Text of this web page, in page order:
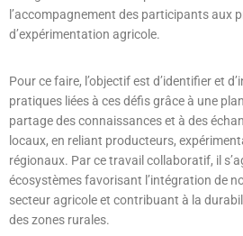
l’accompagnement des participants aux
d’expérimentation agricole.
Pour ce faire, l’objectif est d’identifier et
pratiques liées à ces défis grâce à une
partage des connaissances et à des
locaux, en reliant producteurs,
régionaux. Par ce travail collaboratif, il
écosystèmes favorisant l’intégration de
secteur agricole et contribuant à la
des zones rurales.